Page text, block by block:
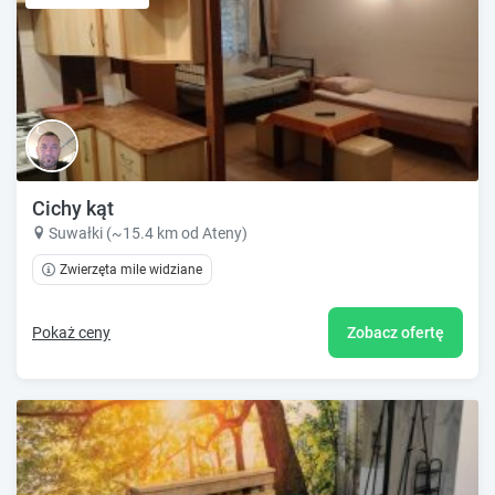
Cichy kąt
Suwałki (~15.4 km od Ateny)
Zwierzęta mile widziane
Pokaż ceny Zobacz ofertę